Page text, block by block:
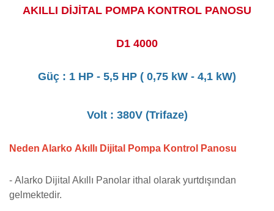
AKILLI DİJİTAL POMPA KONTROL PANOSU
D1 4000
Güç : 1 HP - 5,5 HP ( 0,75 kW - 4,1 kW)
Volt : 380V (Trifaze)
Neden Alarko Akıllı Dijital Pompa Kontrol Panosu
- Alarko Dijital Akıllı Panolar ithal olarak yurtdışından
gelmektedir.